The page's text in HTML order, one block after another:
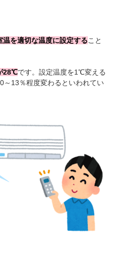
温を適切な温度に設定すること
28℃です。設定温度を1℃変える
～13％程度変わるといわれてい